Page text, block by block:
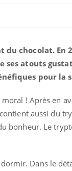
chocolat. En
ses atouts
pour la
! Après en
aussi du
bonheur. Le
Dans le
multiples ce qui